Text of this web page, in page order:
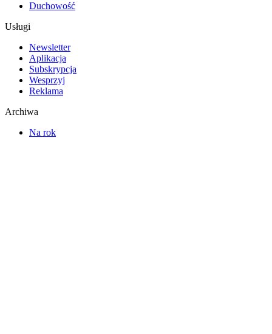
Duchowość
Usługi
Newsletter
Aplikacja
Subskrypcja
Wesprzyj
Reklama
Archiwa
Na rok